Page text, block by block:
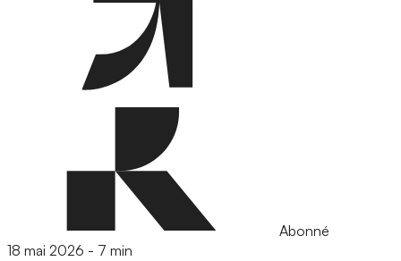
Abonné
18 mai 2026 - 7 min